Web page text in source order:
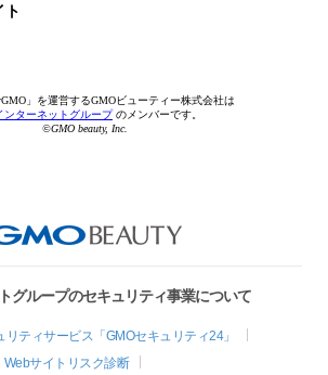
ト
」を運営するGMOビューティー株式会社は
ンターネットグループのメンバーです。
©GMO beauty, Inc.
グループのセキュリティ事業について
ティサービス「GMOセキュリティ24」
Webサイトリスク診断